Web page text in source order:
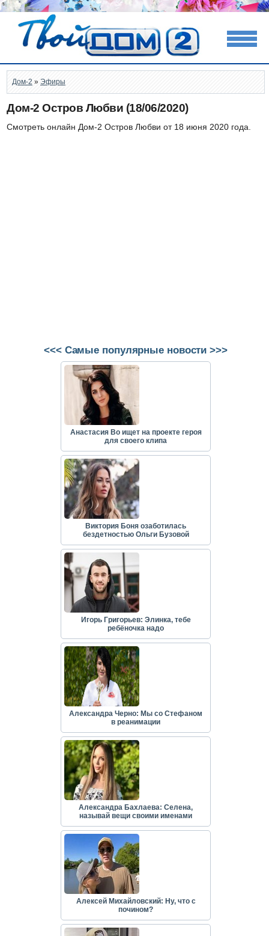
Дом-2 » Эфиры
Дом-2 Остров Любви (18/06/2020)
Смотреть онлайн Дом-2 Остров Любви от 18 июня 2020 года.
<<< Самые популярные новости >>>
Анастасия Во ищет на проекте героя
для своего клипа
Виктория Боня озаботилась
бездетностью Ольги Бузовой
Игорь Григорьев: Элинка, тебе
ребёночка надо
Александра Черно: Мы со Стефаном
в реанимации
Александра Бахлаева: Селена,
называй вещи своими именами
Алексей Михайловский: Ну, что с
почином?